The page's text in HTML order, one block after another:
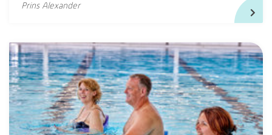
Prins Alexander